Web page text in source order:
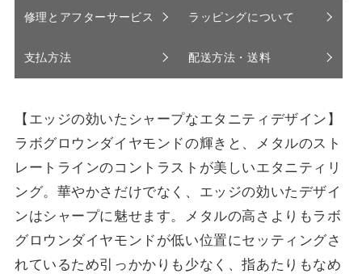
修理とアフターサービス ラッピングについて
支払方法 配送方法・送料
【エッジの効いたシャープなエタニティデザイン】
ラボグロウンダイヤモンドの輝きと、メタルのスト
レートラインのコントラストが美しいエタニティリ
ング。華やかさだけでなく、エッジの効いたデザイ
ンはシャープに魅せます。メタルの高さよりもラボ
グロウンダイヤモンドが低い位置にセッティングさ
れているため引っかかりも少なく、指あたりもなめ